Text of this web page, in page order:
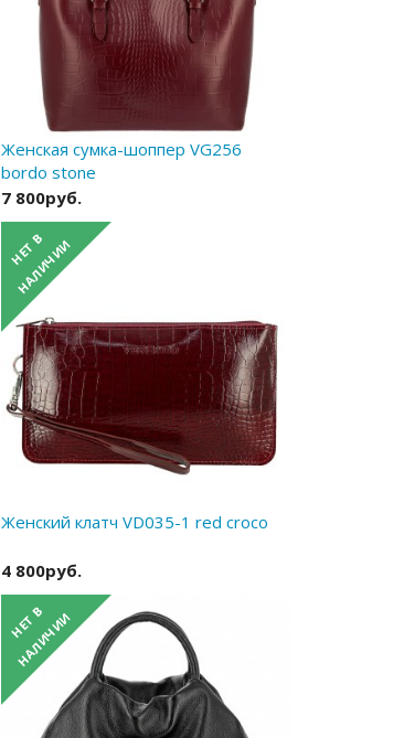
Женская сумка-шоппер VG256
bordo stone
7 800руб.
Женский клатч VD035-1 red croco
4 800руб.